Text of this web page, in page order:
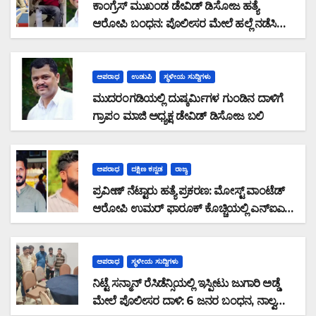
ಕಾಂಗ್ರೆಸ್ ಮುಖಂಡ ಡೇವಿಡ್ ಡಿಸೋಜ ಹತ್ಯೆ
ಆರೋಪಿ ಬಂಧನ: ಪೊಲೀಸರ ಮೇಲೆ ಹಲ್ಲೆ ನಡೆಸಿ
ಪರಾರಿಯಾಗುತ್ತಿದ್ದ ಆರೋಪಿ ಕಾಲಿಗೆ ಫೈರಿಂಗ್
ಅಪರಾಧ ಉಡುಪಿ ಸ್ಥಳೀಯ ಸುದ್ದಿಗಳು
ಮುದರಂಗಡಿಯಲ್ಲಿ ದುಷ್ಕರ್ಮಿಗಳ ಗುಂಡಿನ ದಾಳಿಗೆ
ಗ್ರಾಪಂ ಮಾಜಿ ಅಧ್ಯಕ್ಷ ಡೇವಿಡ್ ಡಿಸೋಜ ಬಲಿ
ಅಪರಾಧ ದಕ್ಷಿಣ ಕನ್ನಡ ರಾಜ್ಯ
ಪ್ರವೀಣ್ ನೆಟ್ಟಾರು ಹತ್ಯೆ ಪ್ರಕರಣ: ಮೋಸ್ಟ್ ವಾಂಟೆಡ್
ಆರೋಪಿ ಉಮರ್ ಫಾರೂಕ್ ಕೊಚ್ಚಿಯಲ್ಲಿ ಎನ್‌ಐಎ
ವಶಕ್ಕೆ
ಅಪರಾಧ ಸ್ಥಳೀಯ ಸುದ್ದಿಗಳು
ನಿಟ್ಟೆ ಸನ್ಮಾನ್ ರೆಸಿಡೆನ್ಸಿಯಲ್ಲಿ ಇಸ್ಪೀಟು ಜುಗಾರಿ ಅಡ್ಡೆ
ಮೇಲೆ ಪೊಲೀಸರ ದಾಳಿ: 6 ಜನರ ಬಂಧನ, ನಾಲ್ವರು